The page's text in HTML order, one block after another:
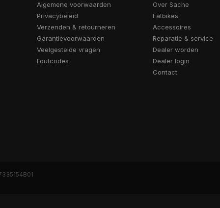
Algemene voorwaarden
Privacybeleid
Verzenden & retourneren
Garantievoorwaarden
Veelgestelde vragen
Foutcodes
Over Sache
Fatbikes
Accessoires
Reparatie & service
Dealer worden
Dealer login
Contact